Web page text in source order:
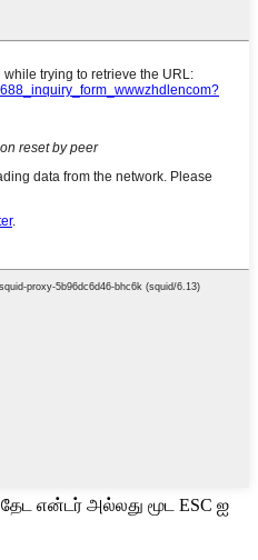
தேட என்டர் அல்லது மூட ESC ஐ